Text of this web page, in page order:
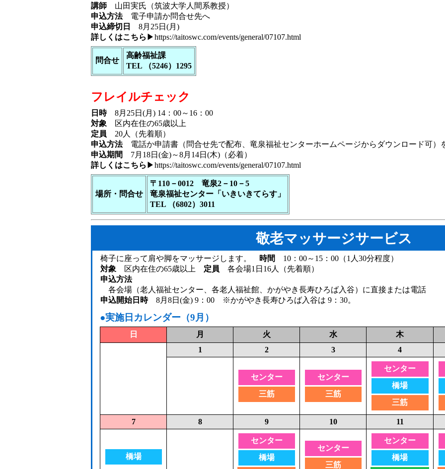
講師 山田実氏（筑波大学人間系教授）
申込方法電子申請か問合せ先へ
申込締切日
8月25日(月)
詳しくはこちら ▶https://taitoswc.com/events/general/07107.html
問合せ
高齢福祉課
TEL （5246）1295
フレイルチェック
日時8月25日(月) 14：00～16：00
対象 区内在住の65歳以上
定員 20人（先着順）
申込方法電話か申請書（問合せ先で配布、竜泉福祉センターホームページからダウンロード可）
申込期間
7月18日(金)～8月14日(木)（必着）
詳しくはこちら ▶https://taitoswc.com/events/general/07107.html
場所・問合せ
〒110－0012 竜泉2－10－5
竜泉福祉センター「いきいきてらす」
TEL （6802）3011
敬老マッサージサービス
椅子に座って肩や脚をマッサージします。 時間
10：00～15：00（1人30分程度）
対象 区内在住の65歳以上 定員 各会場1日16人（先着順）
申込方法
各会場（老人福祉センター、各老人福祉館、かがやき長寿ひろば入谷）に直接または電話
申込開始日時8月8日(金) 9：00 ※かがやき長寿ひろば入谷は 9：30。
●実施日カレンダー（9月）
日 月 火 水 木
1
2 3 4
センター
三筋
センター
三筋
センター
橋場
三筋
7 8 9 10 11
橋場
センター
橋場
センター
三筋
センター
橋場